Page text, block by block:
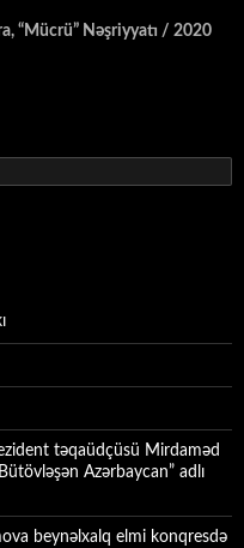
“Mücrü” Nəşriyyatı / 2020
təqaüdçüsü Mirdaməd
Azərbaycan” adlı
beynəlxalq elmi konqresdə